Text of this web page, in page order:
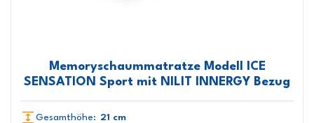
Memoryschaummatratze Modell ICE
SENSATION Sport mit NILIT INNERGY Bezug
Gesamthöhe: 21 cm